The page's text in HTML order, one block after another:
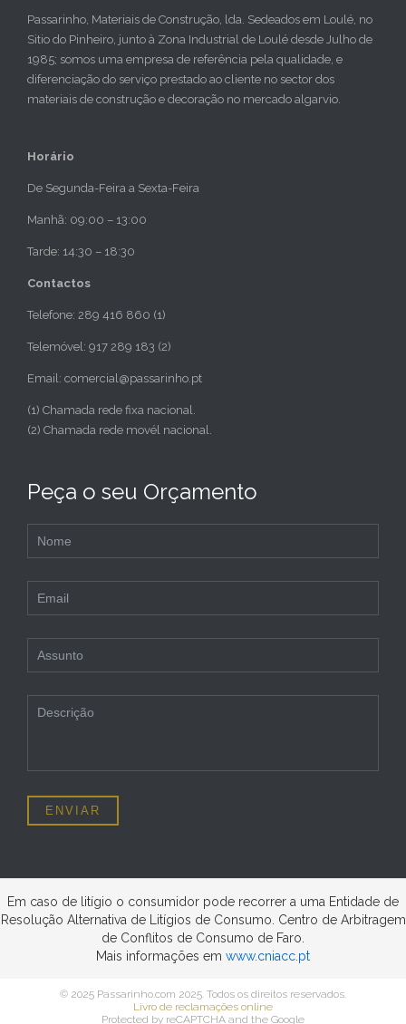
Passarinho, Materiais de Construção, lda. Sedeados em Loulé, no
Sitio do Pinheiro, junto à Zona Industrial de Loulé desde Julho de
1985; somos uma empresa de referência pela qualidade, e
diferenciação do serviço prestado ao cliente no sector dos
materiais de construção e decoração no mercado algarvio.
Horário
De Segunda-Feira a Sexta-Feira
Manhã: 09:00 – 13:00
Tarde: 14:30 – 18:30
Contactos
Telefone: 289 416 860 (1)
Telemóvel: 917 289 183 (2)
Email: comercial@passarinho.pt
(1) Chamada rede fixa nacional.
(2) Chamada rede movél nacional.
Peça o seu Orçamento
Em caso de litígio o consumidor pode recorrer a uma Entidade de
Resolução Alternativa de Litígios de Consumo. Centro de Arbitragem
de Conflitos de Consumo de Faro.
Mais informações em www.cniacc.pt
© 2025 Passarinho.com 2025. Todos os direitos reservados.
Livro de reclamações online
Protected by reCAPTCHA and the Google